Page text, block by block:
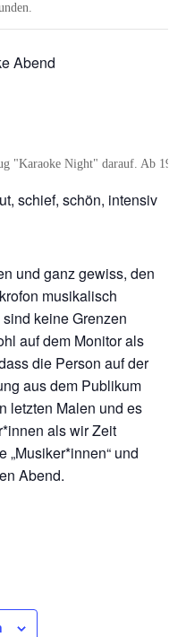
Abend
schief, schön, intensiv
und ganz gewiss, den
musikalisch
keine Grenzen
auf dem Monitor als
die Person auf der
aus dem Publikum
letzten Malen und es
als wir Zeit
und
Abend.